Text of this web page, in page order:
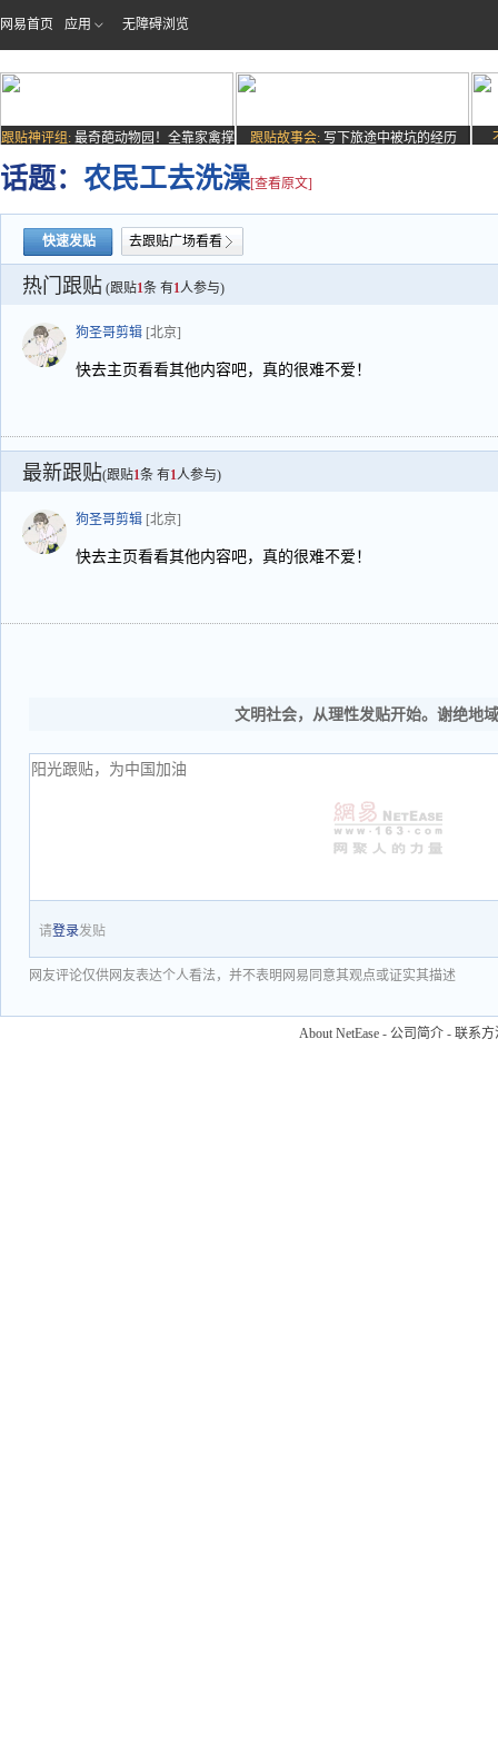
网易首页 应用 无障碍浏览
跟贴神评组: 最奇葩动物园！全靠家禽撑
场子
跟贴故事会: 写下旅途中被坑的经历
话题： 农民工去洗澡[查看原文]
快速发贴 去跟贴广场看看
热门跟贴 (跟贴1条 有1人参与)
狗圣哥剪辑 [北京]
快去主页看看其他内容吧，真的很难不爱！
最新跟贴(跟贴1条 有1人参与)
狗圣哥剪辑 [北京]
快去主页看看其他内容吧，真的很难不爱！
文明社会，从理性发贴开始。谢绝地
请登录发贴
网友评论仅供网友表达个人看法，并不表明网易同意其观点或证实其描述
About NetEase - 公司简介 - 联系方